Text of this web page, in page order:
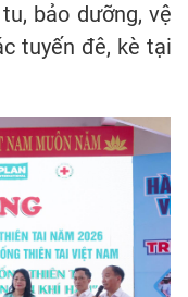
bảo dưỡng, vệ
tuyến đê, kè tại